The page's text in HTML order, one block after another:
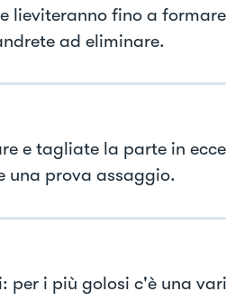
lieviteranno fino a
ad eliminare.
e tagliate la parte in
una prova assaggio.
per i più golosi c'è una